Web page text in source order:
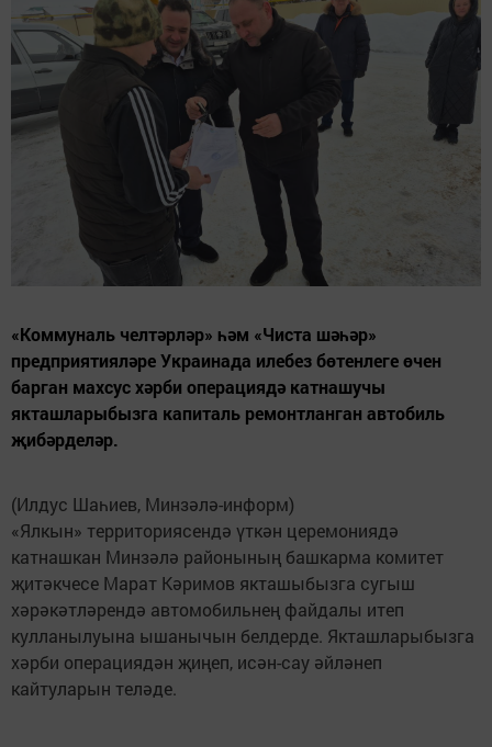
«Коммуналь челтәрләр» һәм «Чиста шәһәр»
предприятияләре Украинада илебез бөтенлеге өчен
барган махсус хәрби операциядә катнашучы
якташларыбызга капиталь ремонтланган автобиль
җибәрделәр.
(Илдус Шаһиев, Минзәлә-информ)
«Ялкын» территориясендә үткән церемониядә
катнашкан Минзәлә районының башкарма комитет
җитәкчесе Марат Кәримов якташыбызга сугыш
хәрәкәтләрендә автомобильнең файдалы итеп
кулланылуына ышанычын белдерде. Якташларыбызга
хәрби операциядән җиңеп, исән-сау әйләнеп
кайтуларын теләде.